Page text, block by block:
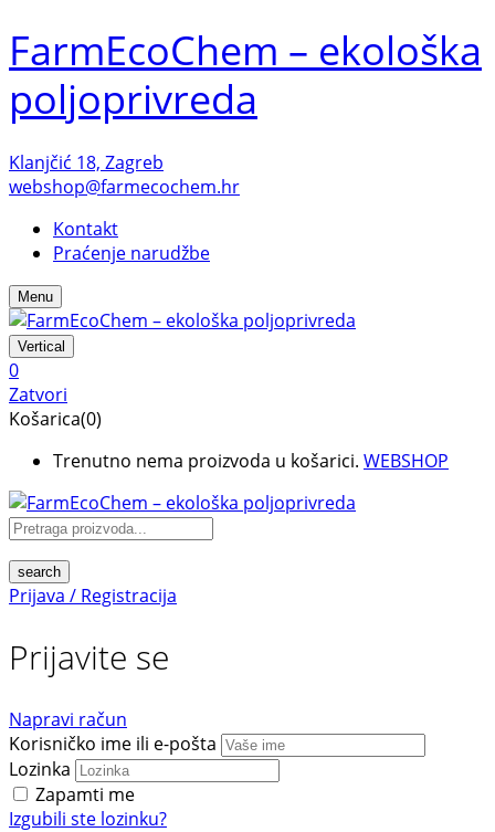
FarmEcoChem – ekološka
poljoprivreda
Klanjčić 18, Zagreb
webshop@farmecochem.hr
Kontakt
Praćenje narudžbe
Menu
Vertical
0
Zatvori
Košarica(0)
Trenutno nema proizvoda u košarici. WEBSHOP
search
Prijava / Registracija
Prijavite se
Napravi račun
Korisničko ime ili e-pošta
Lozinka
Zapamti me
Izgubili ste lozinku?